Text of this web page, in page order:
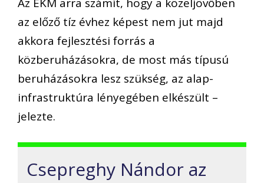
az előző tíz évhez képest nem jut majd
akkora fejlesztési forrás a
közberuházásokra, de most más típusú
beruházásokra lesz szükség, az alap-
infrastruktúra lényegében elkészült –
jelezte.
Csepreghy Nándor az